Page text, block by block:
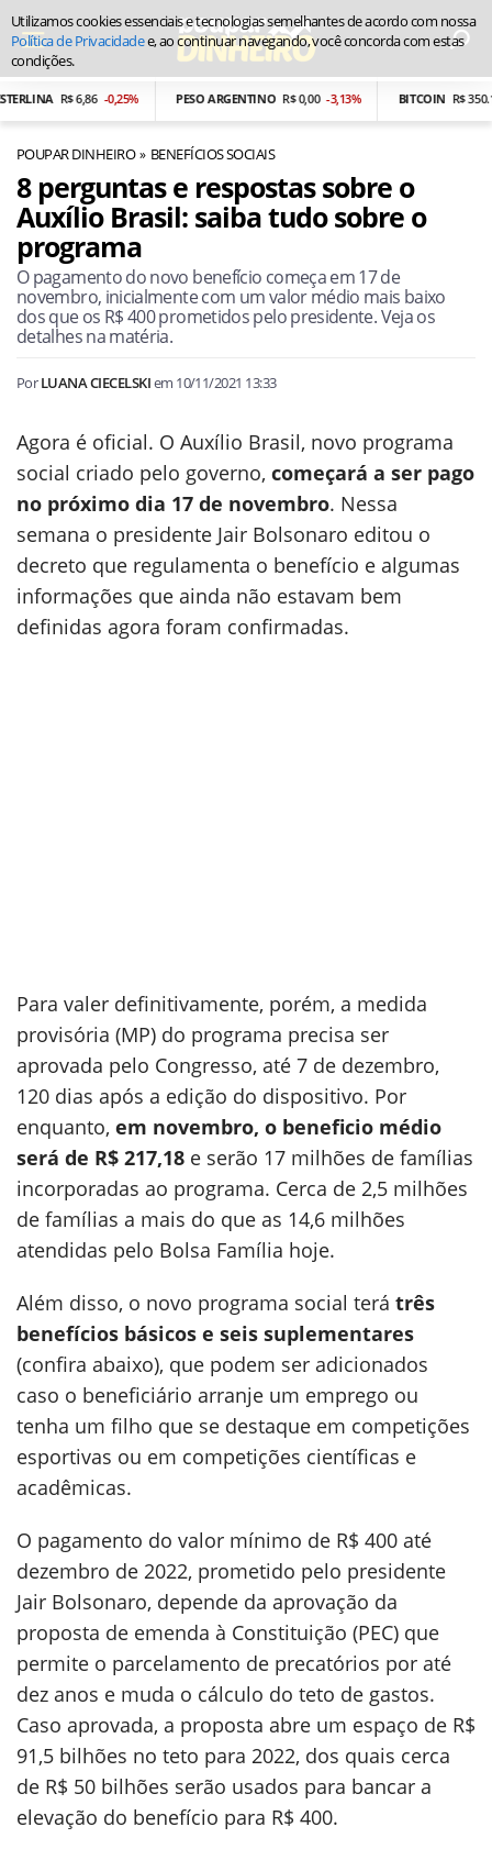
R$ 6,86 -0,25% PESO ARGENTINO R$ 0,00 -3,13% BITCOIN R$ 350.166,54
POUPAR DINHEIRO BENEFÍCIOS SOCIAIS
8 perguntas e respostas sobre o
Auxílio Brasil: saiba tudo sobre o
programa
O pagamento do novo benefício começa em 17 de
novembro, inicialmente com um valor médio mais baixo
dos que os R$ 400 prometidos pelo presidente. Veja os
detalhes na matéria.
PorLUANA CIECELSKIem 10/11/2021 13:33
Agora é oficial. O Auxílio Brasil, novo programa
social criado pelo governo, começará a ser pago
no próximo dia 17 de novembro. Nessa
semana o presidente Jair Bolsonaro editou o
decreto que regulamenta o benefício e algumas
informações que ainda não estavam bem
definidas agora foram confirmadas.
Para valer definitivamente, porém, a medida
provisória (MP) do programa precisa ser
aprovada pelo Congresso, até 7 de dezembro,
120 dias após a edição do dispositivo. Por
enquanto, em novembro, o beneficio médio
será de R$ 217,18 e serão 17 milhões de famílias
incorporadas ao programa. Cerca de 2,5 milhões
de famílias a mais do que as 14,6 milhões
atendidas pelo Bolsa Família hoje.
Além disso, o novo programa social terá três
benefícios básicos e seis suplementares
(confira abaixo), que podem ser adicionados
caso o beneficiário arranje um emprego ou
tenha um filho que se destaque em competições
esportivas ou em competições científicas e
acadêmicas.
O pagamento do valor mínimo de R$ 400 até
dezembro de 2022, prometido pelo presidente
Jair Bolsonaro, depende da aprovação da
proposta de emenda à Constituição (PEC) que
permite o parcelamento de precatórios por até
dez anos e muda o cálculo do teto de gastos.
Caso aprovada, a proposta abre um espaço de R$
91,5 bilhões no teto para 2022, dos quais cerca
de R$ 50 bilhões serão usados para bancar a
elevação do benefício para R$ 400.
Utilizamos cookies essenciais e tecnologias semelhantes de acordo com nossa
Política de Privacidadee, ao continuar navegando, você concorda com estas
condições.